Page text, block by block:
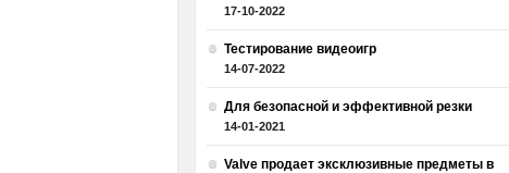
17-10-2022
Тестирование видеоигр
14-07-2022
Для безопасной и эффективной резки
14-01-2021
Valve продает эксклюзивные предметы в